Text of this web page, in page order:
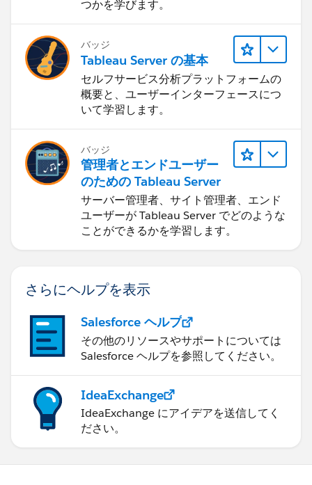
つかを学びます。
バッジ
Tableau Server の基本
セルフサービス分析プラットフォームの
概要と、ユーザーインターフェースにつ
いて学習します。
バッジ
管理者とエンドユーザー
のための Tableau Server
サーバー管理者、サイト管理者、エンド
ユーザーが Tableau Server でどのような
ことができるかを学習します。
さらにヘルプを表示
Salesforce ヘルプ
その他のリソースやサポートについては
Salesforce ヘルプを参照してください。
IdeaExchange
IdeaExchange にアイデアを送信してく
ださい。